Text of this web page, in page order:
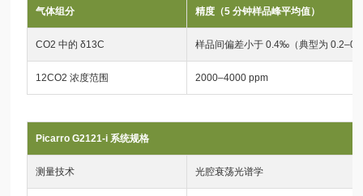
气体组分 精度（5 分钟样品峰平均值）
CO2 中的 δ13C 样品间偏差小于 0.4‰（典型为
12CO2 浓度范围 2000–4000 ppm
Picarro G2121-i 系统规格
测量技术 光腔衰荡光谱学